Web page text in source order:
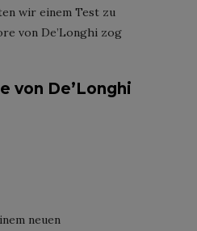
wir einem Test zu
von De’Longhi zog
von De’Longhi
neuen